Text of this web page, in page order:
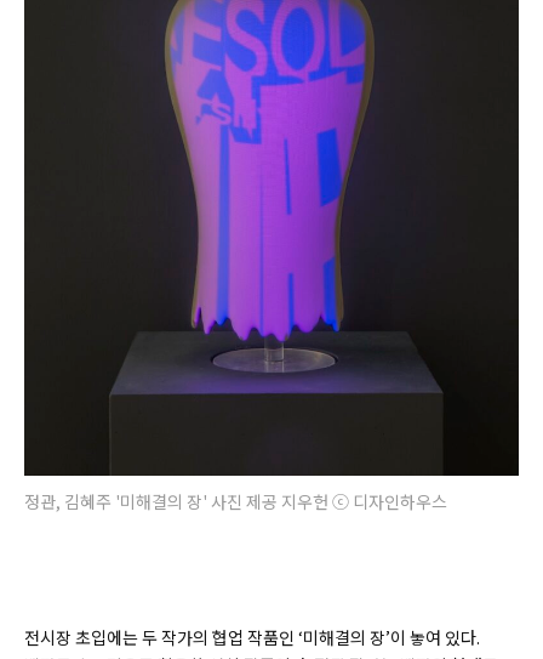
정관, 김혜주 '미해결의 장' 사진 제공 지우헌 ⓒ 디자인하우스
전시장 초입에는 두 작가의 협업 작품인 ‘미해결의 장’이 놓여 있다.